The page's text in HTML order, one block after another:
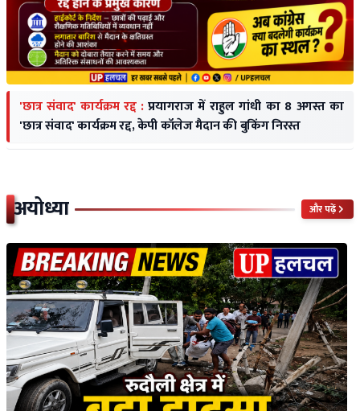
'छात्र संवाद' कार्यक्रम रद्द : प्रयागराज में राहुल गांधी का 8 अगस्त का
'छात्र संवाद' कार्यक्रम रद्द, केपी कॉलेज मैदान की बुकिंग निरस्त
अयोध्या और पढ़ें